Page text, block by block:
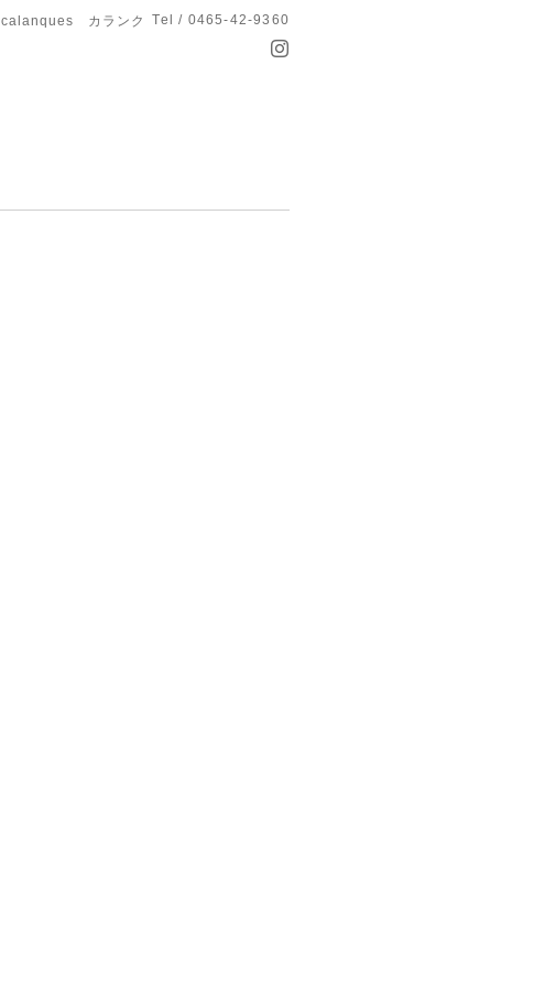
calanques カランク Tel / 0465-42-9360